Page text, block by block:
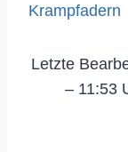
Krampfadern
Letzte
– 11:53